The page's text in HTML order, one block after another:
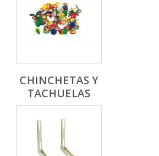
CHINCHETAS Y
TACHUELAS